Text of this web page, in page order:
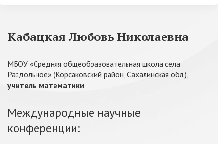
Кабацкая Любовь Николаевна
МБОУ «Средняя общеобразовательная школа села
Раздольное» (Корсаковский район, Сахалинская обл.),
учитель математики
Международные научные
конференции: